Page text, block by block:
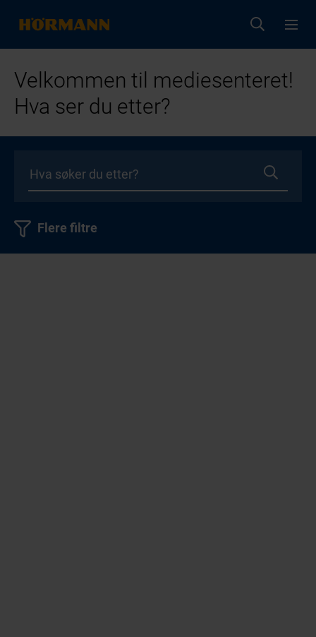
Velkommen til mediesenteret!
Hva ser du etter?
Flere filtre